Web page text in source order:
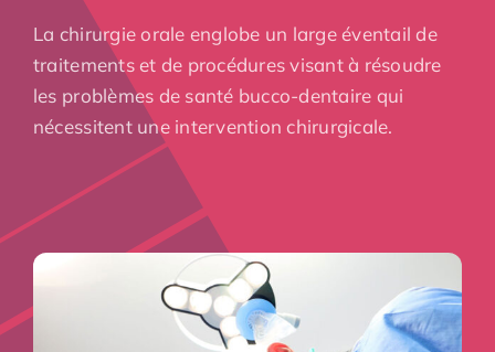
La chirurgie orale englobe un large éventail de
traitements et de procédures visant à résoudre
les problèmes de santé bucco-dentaire qui
nécessitent une intervention chirurgicale.